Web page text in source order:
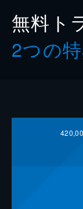
無料ト
2つの